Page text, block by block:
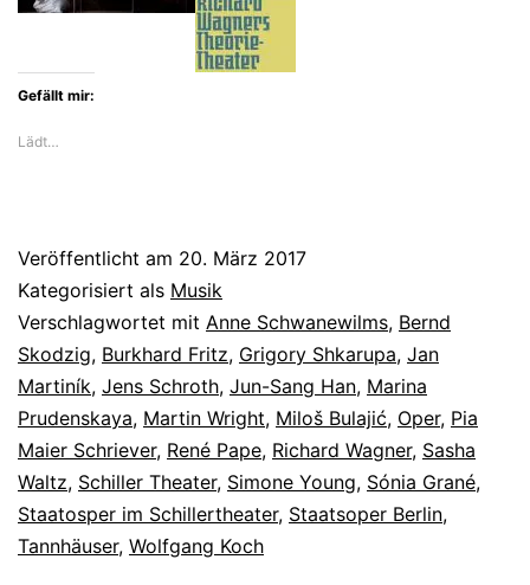
Gefällt mir:
Lädt…
Veröffentlicht am 20. März 2017
Kategorisiert als Musik
Verschlagwortet mit Anne Schwanewilms, Bernd
Skodzig, Burkhard Fritz, Grigory Shkarupa, Jan
Martiník, Jens Schroth, Jun-Sang Han, Marina
Prudenskaya, Martin Wright, Miloš Bulajić, Oper, Pia
Maier Schriever, René Pape, Richard Wagner, Sasha
Waltz, Schiller Theater, Simone Young, Sónia Grané,
Staatosper im Schillertheater, Staatsoper Berlin,
Tannhäuser, Wolfgang Koch